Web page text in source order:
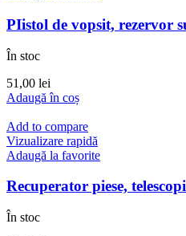
PIistol de vopsit, rezervor
În stoc
51,00 lei
Adaugă în coș
Add to compare
Vizualizare rapidă
Adaugă la favorite
Recuperator piese,
În stoc